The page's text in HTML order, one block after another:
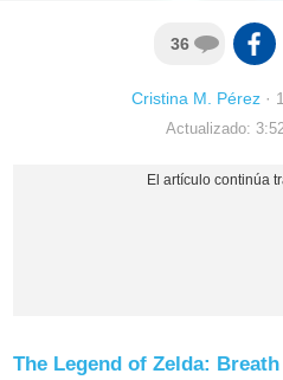
36
Cristina M. Pérez ·
Actualizado:
The Legend of Zelda: